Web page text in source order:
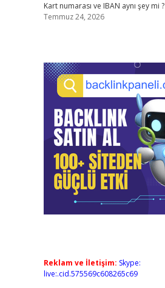
Kart numarası ve IBAN aynı şey mi ?
Temmuz 24, 2026
Reklam ve İletişim: Skype:
live:.cid.575569c608265c69